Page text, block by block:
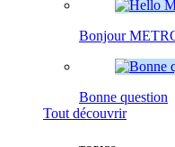
Bonjour
Bonne question
Tout découvrir